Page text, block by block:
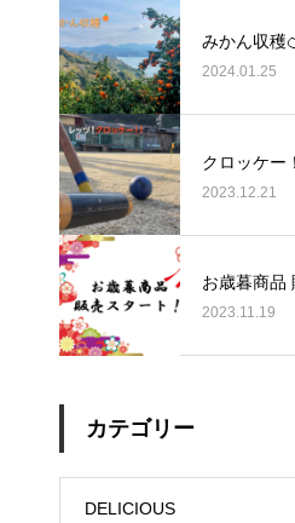
みかん収穫
2024.01.25
クロッケー
2023.12.21
お歳暮商品
2023.11.19
カテゴリー
DELICIOUS